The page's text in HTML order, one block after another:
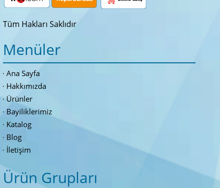
Tüm Hakları Saklıdır
Menüler
Ana Sayfa
Hakkımızda
Ürünler
Bayiliklerimiz
Katalog
Blog
İletişim
Ürün Grupları